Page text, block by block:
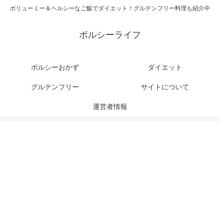
ボリューミー＆ヘルシーなご飯でダイエット！グルテンフリー料理も紹介中
ボルシーライフ
ボルシーおかず ダイエット
グルテンフリー サイトについて
運営者情報